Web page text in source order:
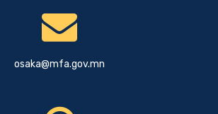
osaka@mfa.gov.mn